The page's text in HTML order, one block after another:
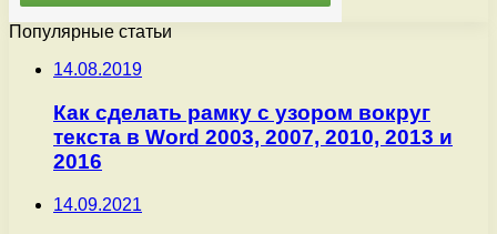
Популярные статьи
14.08.2019
Как сделать рамку с узором вокруг
текста в Word 2003, 2007, 2010, 2013 и
2016
14.09.2021